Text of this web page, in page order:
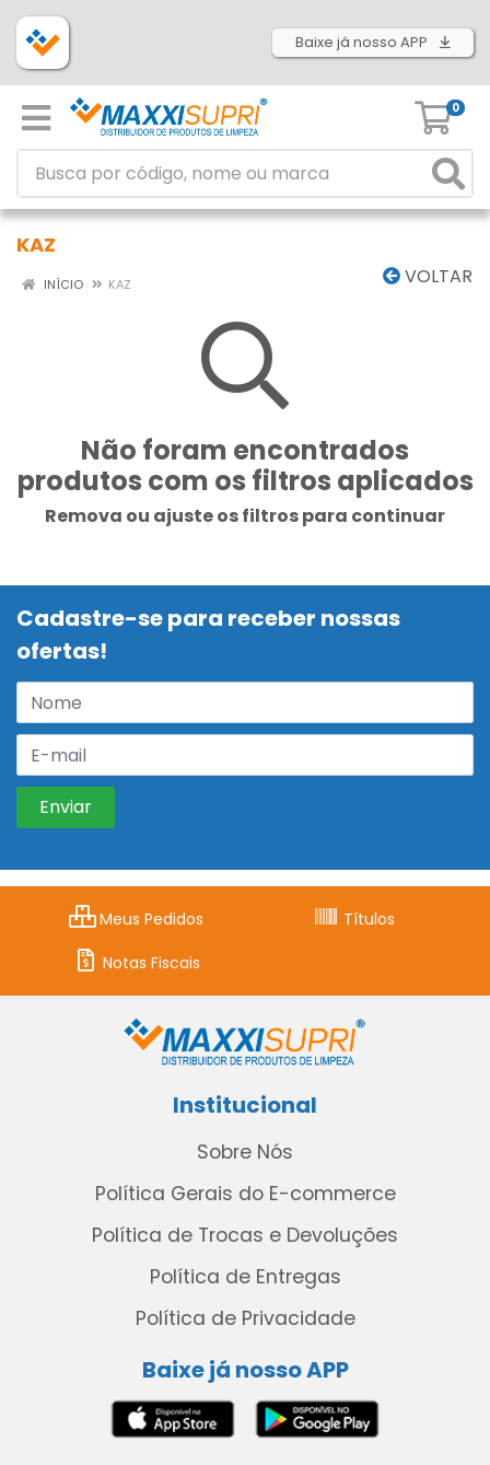
Baixe já nosso APP
0
KAZ
VOLTAR
INÍCIO KAZ
Não foram encontrados
produtos com os filtros aplicados
Remova ou ajuste os filtros para continuar
Cadastre-se para receber nossas
ofertas!
Meus Pedidos
Títulos
Notas Fiscais
Institucional
Sobre Nós
Política Gerais do E-commerce
Política de Trocas e Devoluções
Política de Entregas
Política de Privacidade
Baixe já nosso APP